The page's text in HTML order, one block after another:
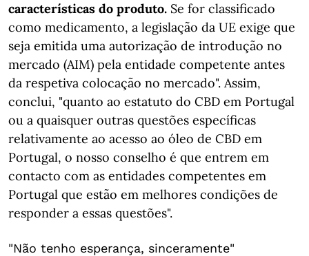
características do produto. Se for classificado
como medicamento, a legislação da UE exige que
seja emitida uma autorização de introdução no
mercado (AIM) pela entidade competente antes
da respetiva colocação no mercado". Assim,
conclui, "quanto ao estatuto do CBD em Portugal
ou a quaisquer outras questões específicas
relativamente ao acesso ao óleo de CBD em
Portugal, o nosso conselho é que entrem em
contacto com as entidades competentes em
Portugal que estão em melhores condições de
responder a essas questões".
"Não tenho esperança, sinceramente"